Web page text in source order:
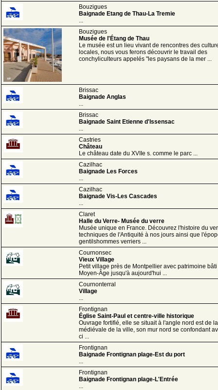
Bouzigues
Baignade Etang de Thau-La Tremie
...
Bouzigues
Musée de l'Étang de Thau
Le musée est un lieu vivant de rencontres des
locales, nous vous ferons découvrir le travail des
conchyliculteurs appelés "les paysans de la mer ...
Brissac
Baignade Anglas
...
Brissac
Baignade Saint Etienne d'Issensac
...
Castries
Château
Le château date du XVIIe s. comme le parc ...
Cazilhac
Baignade Les Forces
...
Cazilhac
Baignade Vis-Les Cascades
...
Claret
Halle du Verre- Musée du verre
Musée unique en France. Découvrez l'histoire du
techniques de l'Antiquité à nos jours ainsi que
gentilshommes verriers ...
Cournonsec
Vieux Village
Petit village près de Montpellier avec patrimoine
Moyen-Âge jusqu'à aujourd'hui ...
Cournonterral
Village
...
Frontignan
Église Saint-Paul et centre-ville historique
Ouvrage fortifié, elle se situait à l'angle nord est de
médiévale de la ville, son mur nord se confondant
ci ...
Frontignan
Baignade Frontignan plage-Est du port
...
Frontignan
Baignade Frontignan plage-L'Entrée
...